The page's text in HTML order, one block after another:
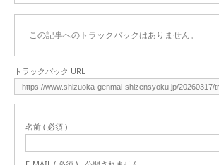
この記事へのトラックバックはありません。
トラックバック URL
名前 ( 必須 )